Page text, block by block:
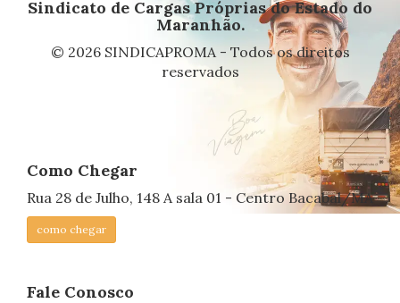
Sindicato de Cargas Próprias do Estado do
Maranhão.
© 2026 SINDICAPROMA - Todos os direitos
reservados
Como Chegar
Rua 28 de Julho, 148 A sala 01 - Centro Bacabal/MA
como chegar
Fale Conosco